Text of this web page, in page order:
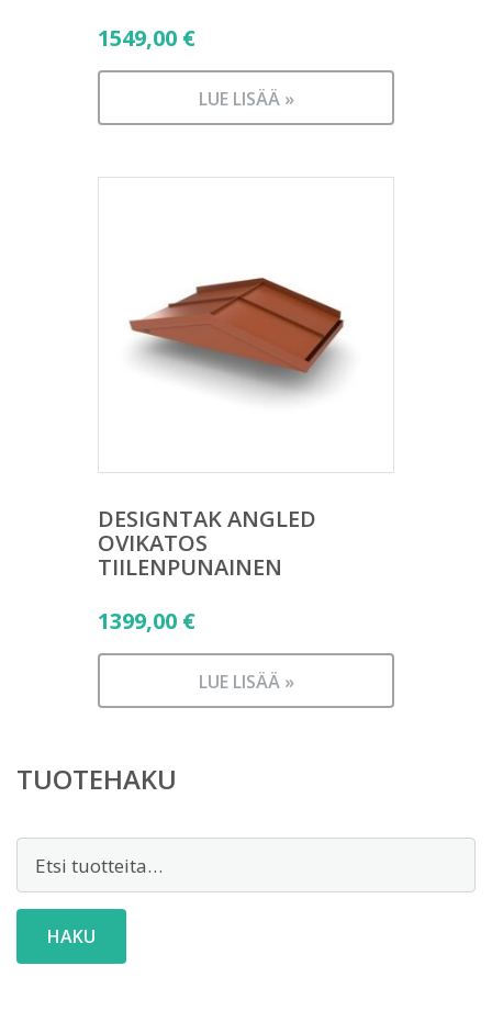
1549,00 €
LUE LISÄÄ »
DESIGNTAK ANGLED
OVIKATOS
TIILENPUNAINEN
1399,00 €
LUE LISÄÄ »
TUOTEHAKU
HAKU